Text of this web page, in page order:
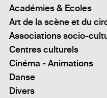
Académies & Ecoles
Art de la scène et du
Associations socio-
Centres culturels
Cinéma - Animations
Danse
Divers